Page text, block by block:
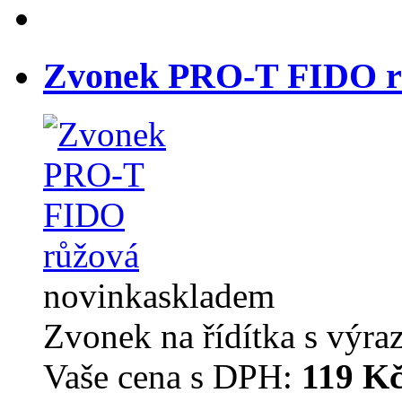
Zvonek PRO-T FIDO
novinkaskladem
Zvonek na řídítka s
Vaše cena s DPH: 119